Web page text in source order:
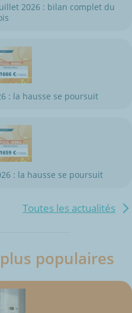
2026 : bilan complet du
: la hausse se poursuit
: la hausse se poursuit
Toutes les actualités
populaires